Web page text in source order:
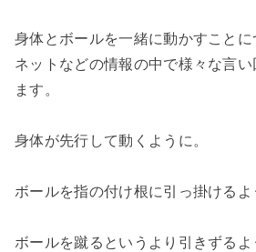
身体とボールを一緒に動かすこと
ネットなどの情報の中で様々な言
ます。
身体が先行して動くように。
ボールを指の付け根に引っ掛けるよ
ボールを蹴るというより引きずるよ